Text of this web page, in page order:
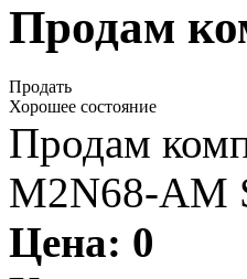
Продам
Продать
Хорошее состояние
Продам
M2N68-AM
Цена: 0